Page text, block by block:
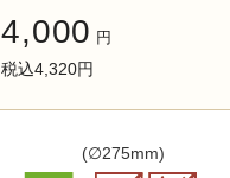
4,000 円
税込4,320円
(∅275mm)